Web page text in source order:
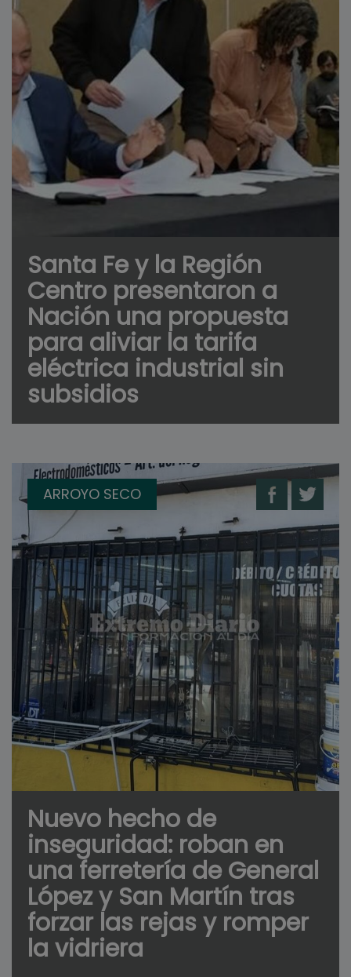
Santa Fe y la Región
Centro presentaron a
Nación una propuesta
para aliviar la tarifa
eléctrica industrial sin
subsidios
ARROYO SECO
Nuevo hecho de
inseguridad: roban en
una ferretería de General
López y San Martín tras
forzar las rejas y romper
la vidriera